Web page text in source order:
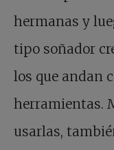
hermanas y
tipo soñador
los que andan
herramientas.
usarlas,